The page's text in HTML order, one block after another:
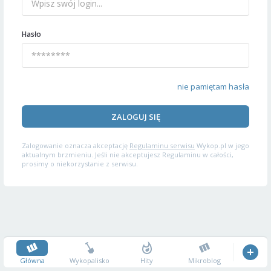
Hasło
nie pamiętam hasła
ZALOGUJ SIĘ
Zalogowanie oznacza akceptację Regulaminu serwisu Wykop.pl w jego
aktualnym brzmieniu. Jeśli nie akceptujesz Regulaminu w całości,
prosimy o niekorzystanie z serwisu.
Główna Wykopalisko Hity Mikroblog